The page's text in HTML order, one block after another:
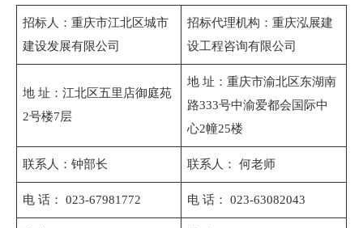
招标人：重庆市江北区城市
建设发展有限公司
招标代理机构：重庆泓展建
设工程咨询有限公司
地 址：江北区五里店御庭苑
2号楼7层
地 址：重庆市渝北区东湖南
路333号中渝爱都会国际中
心2幢25楼
联系人：钟部长 联系人： 何老师
电 话： 023-67981772 电 话： 023-63082043